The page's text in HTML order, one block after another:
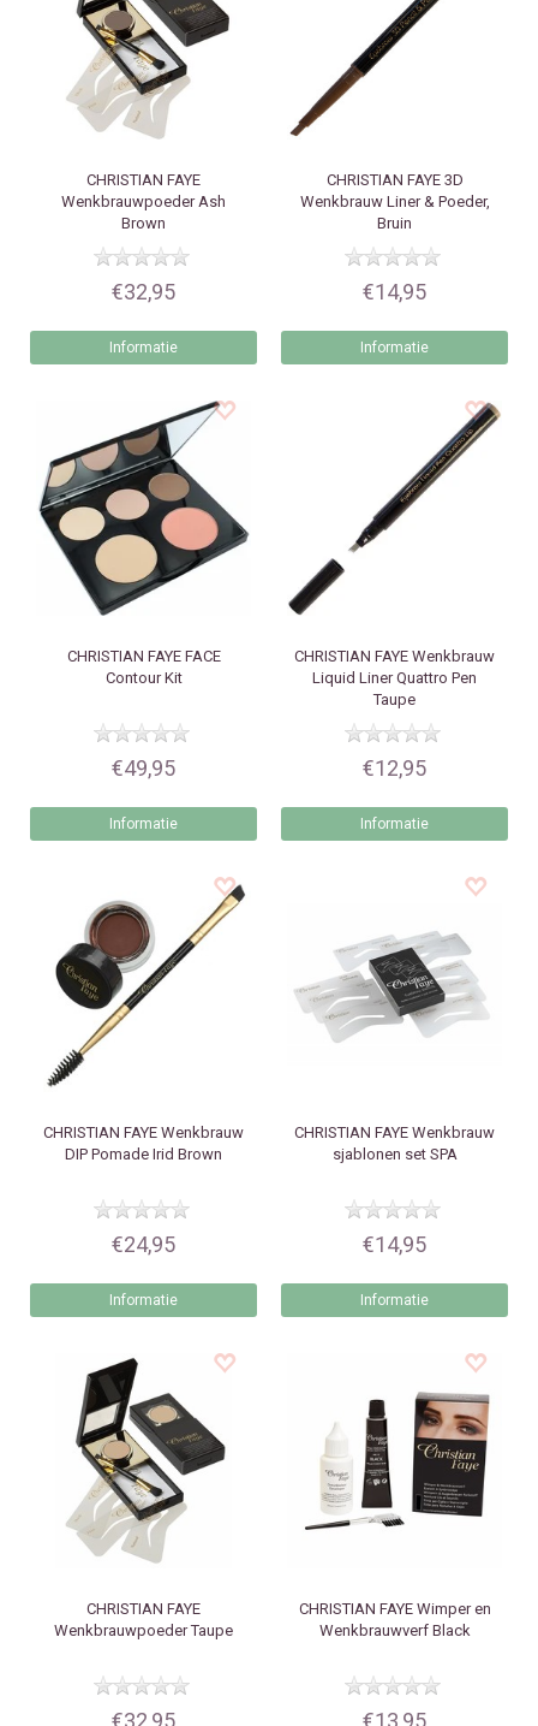
CHRISTIAN FAYE
Wenkbrauwpoeder Ash
Brown
€32,95
Informatie
CHRISTIAN FAYE3D
Wenkbrauw Liner & Poeder,
Bruin
€14,95
Informatie
CHRISTIAN FAYEFACE
Contour Kit
€49,95
Informatie
CHRISTIAN FAYE Wenkbrauw
Liquid Liner Quattro Pen
Taupe
€12,95
Informatie
CHRISTIAN FAYE Wenkbrauw
DIP Pomade Irid Brown
€24,95
Informatie
CHRISTIAN FAYE Wenkbrauw
sjablonen set SPA
€14,95
Informatie
CHRISTIAN FAYE
Wenkbrauwpoeder Taupe
€32,95
CHRISTIAN FAYEWimper en
Wenkbrauwverf Black
€13,95